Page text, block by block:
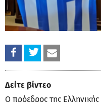
Δείτε βίντεο
Ο πρόεδρος της